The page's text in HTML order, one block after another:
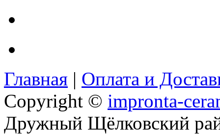
Главная | Оплата и
Copyright © impronta-
Дружный Щёлковский